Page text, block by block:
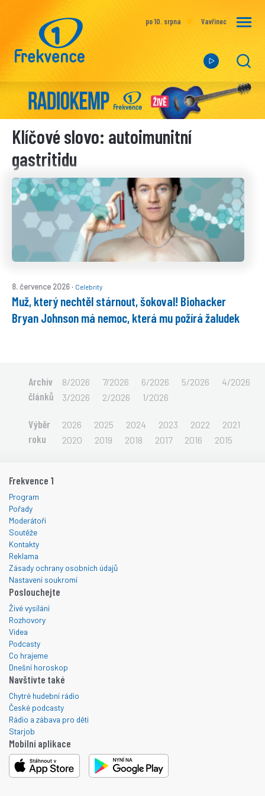
po 10. srpna Vavřinec
Klíčové slovo: autoimunitní
gastritidu
8. července 2026 · Celebrity
Muž, který nechtěl stárnout, šokoval! Biohacker
Bryan Johnson má nemoc, která mu požírá žaludek
Archív
článků
8/2026 7/2026 6/2026 5/2026
4/2026
3/2026
2/2026 1/2026
Výběr
roku
2026 2025 2024 2023 2022
2021
2020
2019 2018 2017 2016 2015
Frekvence 1
Program
Pořady
Moderátoři
Soutěže
Kontakty
Reklama
Zásady ochrany osobních údajů
Nastavení soukromí
Poslouchejte
Živé vysílání
Rozhovory
Videa
Podcasty
Co hrajeme
Dnešní horoskop
Navštivte také
Chytré hudební rádio
České podcasty
Rádio a zábava pro děti
Starjob
Mobilní aplikace